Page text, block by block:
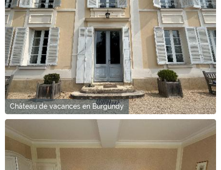
Château de vacances en Burgundy